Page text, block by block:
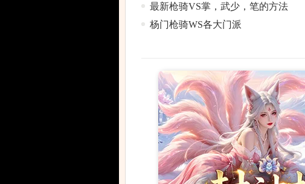
最新枪骑VS掌，武少，笔的方法
杨门枪骑WS各大门派